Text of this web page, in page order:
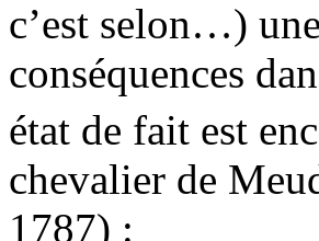
c’est selon…)
conséquences
état de fait est
chevalier de
1787) :